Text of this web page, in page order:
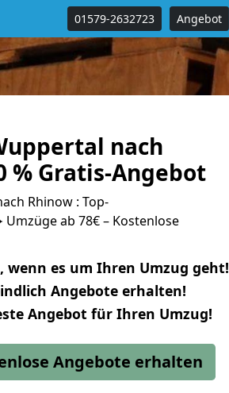
01579-2632723 Angebot
nach
% Gratis-Angebot
Rhinow : Top-
ab 78€ – Kostenlose
wenn es um Ihren Umzug geht!
Angebote erhalten!
Angebot für Ihren Umzug!
Angebote erhalten